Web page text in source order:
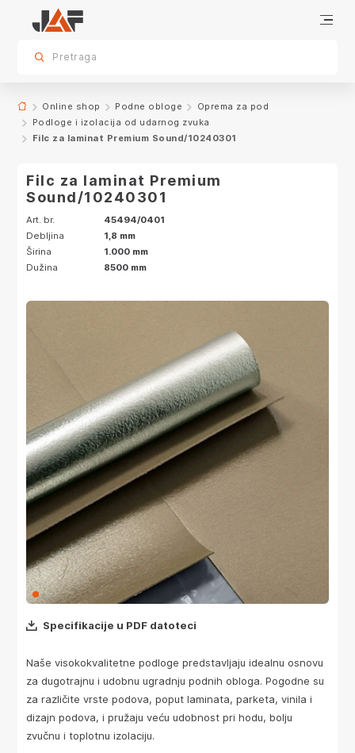
sr.skip-to.main-content
sr.skip-to.table-of-contents
sr.skip-to.main-navigation
Specifikacije
Pretraga
Online shop Podne obloge
Oprema za pod
Podloge i izolacija od udarnog zvuka
Filc za laminat Premium Sound/10240301
Filc za laminat Premium
Sound/10240301
Art. br.
45494/0401
Debljina
1,8 mm
Širina
1.000 mm
Dužina
8500 mm
Specifikacije u PDF datoteci
Naše visokokvalitetne podloge predstavljaju idealnu osnovu
za dugotrajnu i udobnu ugradnju podnih obloga. Pogodne su
za različite vrste podova, poput laminata, parketa, vinila i
dizajn podova, i pružaju veću udobnost pri hodu, bolju
zvučnu i toplotnu izolaciju.